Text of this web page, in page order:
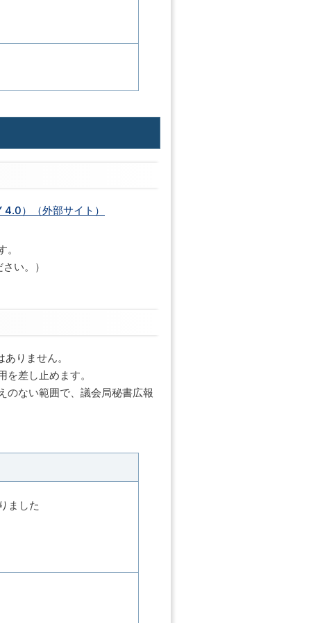
）（外部サイト）
い。）
りません。
差し止めます。
のない範囲で、議会局秘書広報
ました